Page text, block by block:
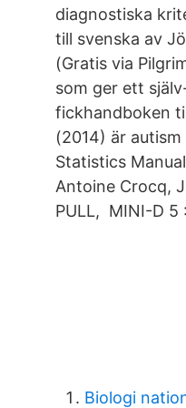
diagnostiska
till svenska av
(Gratis via
som ger ett
fickhandboken
(2014) är
Statistics
Antoine Crocq,
PULL, MINI-D 5
Biologi